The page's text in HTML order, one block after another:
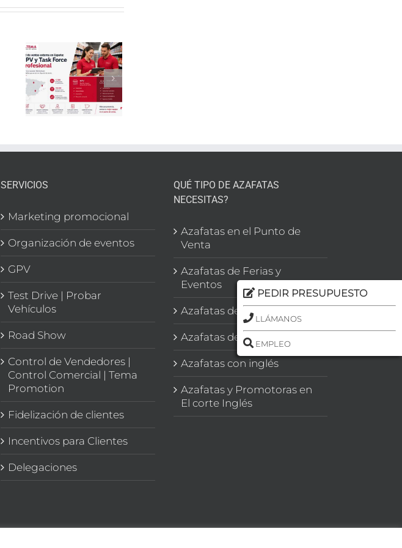
Por qué
la
supervisión
local
reduce la
rotación
en redes
SERVICIOS
Marketing promocional
Organización de eventos
GPV
Test Drive | Probar
Vehículos
Road Show
Control de Vendedores |
Control Comercial | Tema
Promotion
Fidelización de clientes
Incentivos para Clientes
Delegaciones
QUÉ TIPO DE AZAFATAS
NECESITAS?
Azafatas en el Punto de
Venta
Azafatas de Ferias y
Eventos
Azafatas de Congresos
Azafatas de Imagen
Azafatas con inglés
Azafatas y Promotoras en
El corte Inglés
PEDIR PRESUPUESTO
LLÁMANOS
EMPLEO